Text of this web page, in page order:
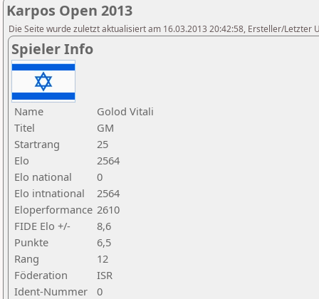
Karpos Open 2013
Die Seite wurde zuletzt aktualisiert am 16.03.2013 20:42:58, Ersteller/Letzter
Spieler Info
Name
Golod Vitali
Titel
GM
Startrang
25
Elo
2564
Elo national
0
Elo intnational
2564
Eloperformance 2610
FIDE Elo +/-
8,6
Punkte
6,5
Rang
12
Föderation
ISR
Ident-Nummer
0